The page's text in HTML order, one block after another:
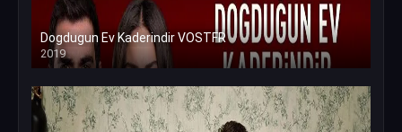
Dogdugun Ev Kaderindir VOSTFR
2019